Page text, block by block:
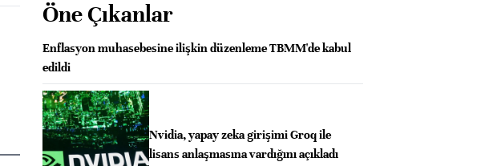
Öne Çıkanlar
Enflasyon muhasebesine ilişkin düzenleme TBMM'de kabul
edildi
Nvidia, yapay zeka girişimi Groq ile
lisans anlaşmasına vardığını açıkladı